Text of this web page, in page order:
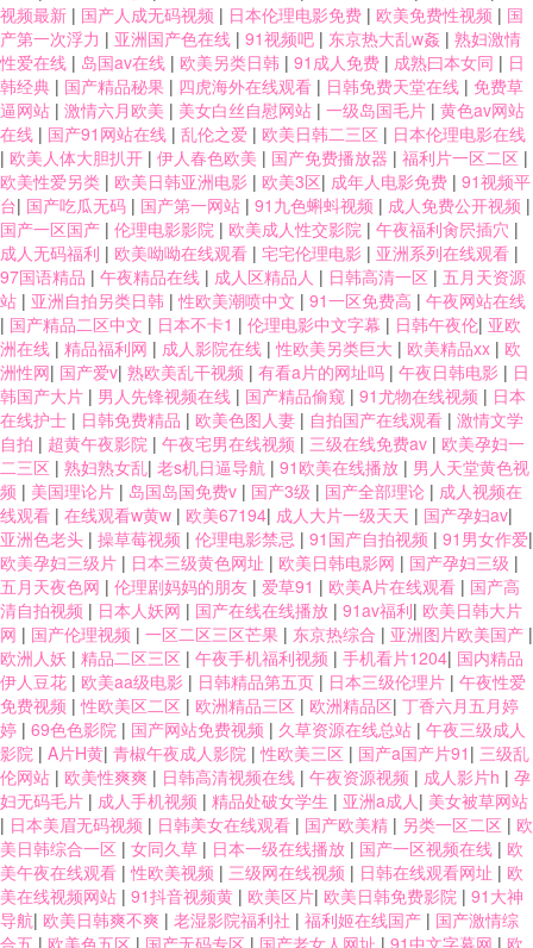
视频最新 | 国产人成无码视频 | 日本伦理电影免费 | 欧美免费性视频 | 国
产第一次浮力 | 亚洲国产色在线 | 91视频吧 | 东京热大乱w姦 | 熟妇激情
性爱在线 | 岛国av在线 | 欧美另类日韩 | 91成人免费 | 成熟曰本女同 | 日
韩经典 | 国产精品秘果 | 四虎海外在线观看 | 日韩免费天堂在线 | 免费草
逼网站 | 激情六月欧美 | 美女白丝自慰网站 | 一级岛国毛片 | 黄色av网站
在线 | 国产91网站在线 | 乱伦之爱 | 欧美日韩二三区 | 日本伦理电影在线
| 欧美人体大胆扒开 | 伊人春色欧美 | 国产免费播放器 | 福利片一区二区 |
欧美性爱另类 | 欧美日韩亚洲电影 | 欧美3区| 成年人电影免费 | 91视频平
台| 国产吃瓜无码 | 国产第一网站 | 91九色蝌蚪视频 | 成人免费公开视频 |
国产一区国产 | 伦理电影影院 | 欧美成人性交影院 | 午夜福利肏屄插穴 |
成人无码福利 | 欧美呦呦在线观看 | 宅宅伦理电影 | 亚洲系列在线观看 |
97国语精品 | 午夜精品在线 | 成人区精品人 | 日韩高清一区 | 五月天资源
站 | 亚洲自拍另类日韩 |性欧美潮喷中文 | 91一区免费高 | 午夜网站在线
| 国产精品二区中文 | 日本不卡1 | 伦理电影中文字幕 | 日韩午夜伦| 亚欧
洲在线 | 精品福利网 | 成人影院在线 |性欧美另类巨大 | 欧美精品xx | 欧
洲性网| 国产爱v| 熟欧美乱干视频 | 有看a片的网址吗 | 午夜日韩电影 | 日
韩国产大片 | 男人先锋视频在线 | 国产精品偷窥 | 91尤物在线视频 | 日本
在线护士 | 日韩免费精品 | 欧美色图人妻 | 自拍国产在线观看 | 激情文学
自拍 | 超黄午夜影院 | 午夜宅男在线视频 | 三级在线免费av | 欧美孕妇一
二三区 | 熟妇熟女乱| 老s机日逼导航 | 91欧美在线播放 | 男人天堂黄色视
频 | 美国理论片 | 岛国岛国免费v | 国产3级 | 国产全部理论 | 成人视频在
线观看 | 在线观看w黄w | 欧美67194| 成人大片一级天天 | 国产孕妇av|
亚洲色老头 | 操草莓视频 | 伦理电影禁忌 | 91国产自拍视频 | 91男女作爱|
欧美孕妇三级片 | 日本三级黄色网址 | 欧美日韩电影网 | 国产孕妇三级 |
五月天夜色网 | 伦理剧妈妈的朋友 | 爱草91 | 欧美A片在线观看 | 国产高
清自拍视频 | 日本人妖网 | 国产在线在线播放 | 91av福利| 欧美日韩大片
网 | 国产伦理视频 | 一区二区三区芒果 | 东京热综合 | 亚洲图片欧美国产 |
欧洲人妖 | 精品二区三区 | 午夜手机福利视频 | 手机看片1204| 国内精品
伊人豆花 | 欧美aa级电影 | 日韩精品第五页 | 日本三级伦理片 | 午夜性爱
免费视频 |性欧美区二区 | 欧洲精品三区 | 欧洲精品区| 丁香六月五月婷
婷 | 69色色影院 | 国产网站免费视频 | 久草资源在线总站 | 午夜三级成人
影院 | A片H黄| 青椒午夜成人影院 |性欧美三区 | 国产a国产片91 | 三级乱
伦网站 | 欧美性爽爽 | 日韩高清视频在线 | 午夜资源视频 | 成人影片h | 孕
妇无码毛片 | 成人手机视频 | 精品处破女学生 | 亚洲a成人| 美女被草网站
| 日本美眉无码视频 | 日韩美女在线观看 | 国产欧美精 | 另类一区二区 | 欧
美日韩综合一区 | 女同久草 | 日本一级在线播放 | 国产一区视频在线 | 欧
美午夜在线观看 |性欧美视频 | 三级网在线视频 | 日韩在线观看网址 | 欧
美在线视频网站 | 91抖音视频黄 | 欧美区片| 欧美日韩免费影院 | 91大神
导航| 欧美日韩爽不爽 | 老湿影院福利社 | 福利姬在线国产 | 国产激情综